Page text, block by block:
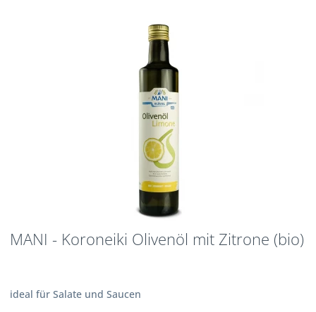
MANI - Koroneiki Olivenöl mit Zitrone (bio)
ideal für Salate und Saucen